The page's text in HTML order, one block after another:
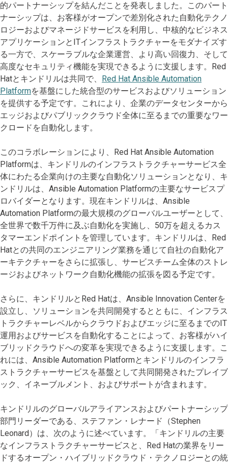
的パートナーシップを結んだことを発表しました。このパート
ナーシップは、お客様がオープンで差別化された自動化テクノ
ロジーおよびマネージドサービスを利用し、中核的なビジネス
アプリケーションとITインフラストラクチャーをモダナイズす
る一方で、スケーラブルな企業運営、より高い回復力、そして
高度なセキュリティ機能を実現できるように支援します。Red
Hatとキンドリルは共同で、 Red Hat Ansible Automation
Platformを基盤にした統合型のサービスおよびソリューション
を提供する予定です。これにより、企業のデータセンターから
エッジおよびパブリッククラウド全体に至るまでの重要なワー
クロードを自動化します。
このコラボレーションにより、Red Hat Ansible Automation
Platformは、キンドリルのインフラストラクチャーサービス全
体にわたる企業向けの主要な自動化ソリューションとなり、キ
ンドリルは、Ansible Automation Platformの主要なサービスプ
ロバイダーとなります。現在キンドリルは、Ansible
Automation Platformの最大規模のグローバルユーザーとして、
全世界で数千万件に及ぶ自動化を実施し、50万を超えるカス
タマーエンドポイントを管理しています。キンドリルは、Red
Hatとの共同のエンジニアリング業務を通じて自社の自動化ア
ーキテクチャーをさらに拡張し、サービスチーム全体のストレ
ージおよびネットワーク自動化機能の拡張を図る予定です。
さらに、キンドリルとRed Hatは、Ansible Innovation Centerを
設立し、ソリューションを共同開発するとともに、インフラス
トラクチャーレベルからクラウドおよびエッジに至るまでのIT
運用およびサービスを自動化することによって、お客様がハイ
ブリッドクラウドへの変革を実現できるように支援します。こ
れには、Ansible Automation Platformとキンドリルのインフラ
ストラクチャーサービスを基盤として共同開発されたプレイブ
ック、イネーブルメント、およびサポートが含まれます。
キンドリルのグローバルアライアンスおよびパートナーシップ
部門リーダーである、ステファン・レナード（Stephen
Leonard）は、次のように述べています。「キンドリルの主要
なインフラストラクチャーサービスと、Red Hatの業界をリー
ドするオープン・ハイブリッドクラウド・テクノロジーとの統